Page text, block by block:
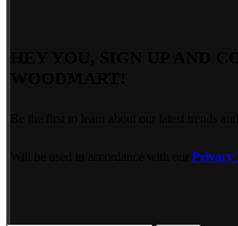
Privacy